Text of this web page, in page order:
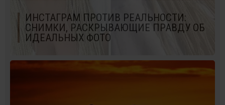
ИНСТАГРАМ ПРОТИВ РЕАЛЬНОСТИ:
СНИМКИ, РАСКРЫВАЮЩИЕ ПРАВДУ ОБ
ИДЕАЛЬНЫХ ФОТО